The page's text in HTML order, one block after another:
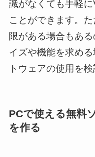
識がなくても手軽
ことができます。
限がある場合もあ
イズや機能を求め
トウェアの使用を
PCで使える無料
を作る